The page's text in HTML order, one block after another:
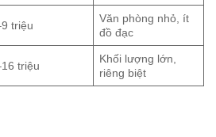
triệu
Văn phòng nhỏ, ít
đồ đạc
triệu
Khối lượng lớn,
riêng biệt